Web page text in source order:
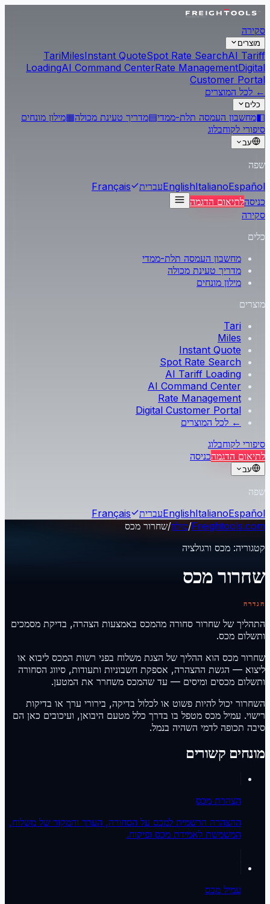
סקירה
מוצרים
TariMilesInstant QuoteSpot Rate SearchAI Tariff
LoadingAI Command CenterRate ManagementDigital
Customer Portal
← לכל המוצרים
כלים
◧מחשבון העמסה תלת-ממדי▤מדריך טעינת מכולה▦מילון מונחים
סיפורי לקוחבלוג
עב
שפה
EnglishItalianoEspañol עברית
Français
כניסהלתיאום הדגמה
סקירה
כלים
מחשבון העמסה תלת-ממדי
מדריך טעינת מכולה
מילון מונחים
מוצרים
Tari
Miles
Instant Quote
Spot Rate Search
AI Tariff Loading
AI Command Center
Rate Management
Digital Customer Portal
← לכל המוצרים
סיפורי לקוחבלוג
לתיאום הדגמהכניסה
עב
שפה
EnglishItalianoEspañol עברית
Français
Freightools.com
/מילון/שחרור מכס
קטגוריה: מכס ורגולציה
שחרור מכס
הגדרה
התהליך של שחרור סחורה מהמכס באמצעות הצהרה, בדיקת מסמכים
ותשלום מכס.
שחרור מכס הוא ההליך של הצגת משלוח בפני רשות המכס ליבוא או
ליצוא — הגשת ההצהרה, אספקת חשבוניות ותעודות, סיווג הסחורה
ותשלום מכסים ומיסים — עד שהמכס משחרר את המטען.
השחרור יכול להיות פשוט או לכלול בדיקה, בירורי ערך או בדיקות
רישוי. עמיל מכס מטפל בו בדרך כלל מטעם היבואן, ועיכובים כאן הם
סיבה תכופה לדמי השהיה בנמל.
מונחים קשורים
הצהרת מכס
ההצהרה הרשמית למכס על הסחורה, הערך והמקור של משלוח,
המשמשת לאמידת מכס ופיקוח.
עמיל מכס